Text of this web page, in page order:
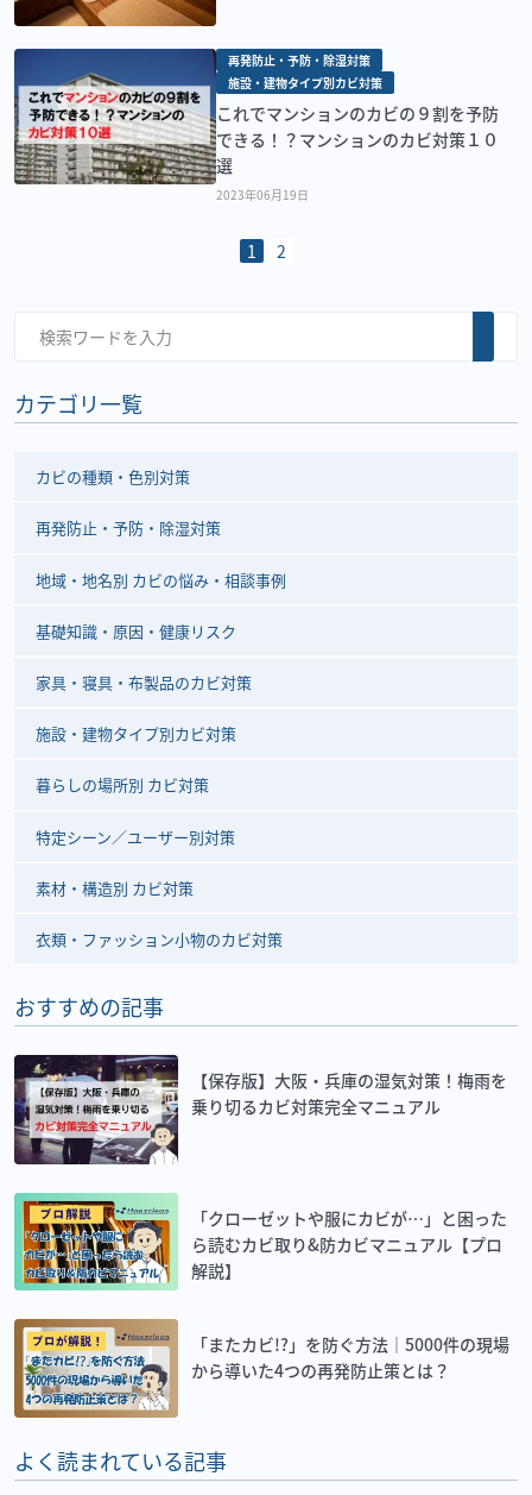
再発防止・予防・除湿対策
施設・建物タイプ別カビ対策
これでマンションのカビの９割を予防
できる！？マンションのカビ対策１０
選
2023年06月19日
1 2
カテゴリ一覧
カビの種類・色別対策
再発防止・予防・除湿対策
地域・地名別 カビの悩み・相談事例
基礎知識・原因・健康リスク
家具・寝具・布製品のカビ対策
施設・建物タイプ別カビ対策
暮らしの場所別 カビ対策
特定シーン／ユーザー別対策
素材・構造別 カビ対策
衣類・ファッション小物のカビ対策
おすすめの記事
【保存版】大阪・兵庫の湿気対策！梅雨を
乗り切るカビ対策完全マニュアル
「クローゼットや服にカビが…」と困った
ら読むカビ取り&防カビマニュアル【プロ
解説】
「またカビ!?」を防ぐ方法｜5000件の現場
から導いた4つの再発防止策とは？
よく読まれている記事